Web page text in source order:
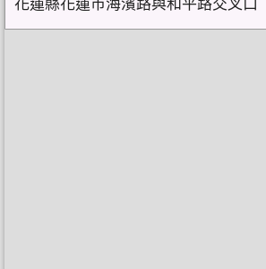
花蓮縣花蓮市海濱路與和平路交叉口